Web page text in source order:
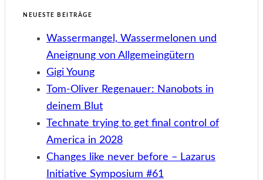
NEUESTE BEITRÄGE
Wassermangel, Wassermelonen und
Aneignung von Allgemeingütern
Gigi Young
Tom-Oliver Regenauer: Nanobots in
deinem Blut
Technate trying to get final control of
America in 2028
Changes like never before – Lazarus
Initiative Symposium #61